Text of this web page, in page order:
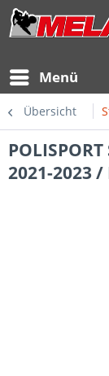
Menü
Übersicht
2021-2023 /